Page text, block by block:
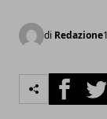
di Redazione
Facebook